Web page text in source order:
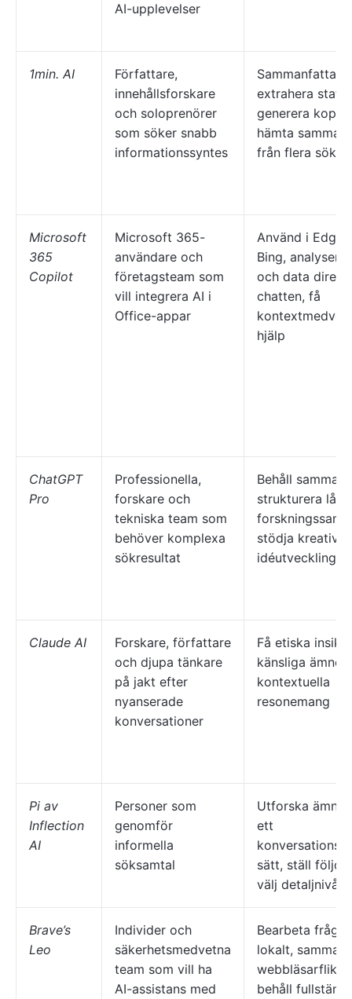
AI-upplevelser
1min. AI
Författare,
innehållsforskare
och soloprenörer
som söker snabb
informationssyntes
Sammanfatta
extrahera
generera
hämta
från flera
Microsoft
365
Copilot
Microsoft 365-
användare och
företagsteam som
vill integrera AI i
Office-appar
Använd i Edge
Bing, analysera
och data direkt
chatten, få
hjälp
ChatGPT
Pro
Professionella,
forskare och
tekniska team som
behöver komplexa
sökresultat
Behåll
strukturera
stödja kreativ
idéutveckling
Claude AI
Forskare, författare
och djupa tänkare
på jakt efter
nyanserade
konversationer
Få etiska
känsliga
kontextuella
resonemang
Pi av
Inflection
AI
Personer som
genomför
informella
söksamtal
Utforska
ett
sätt, ställ
välj detaljnivå
Brave’s
Leo
Individer och
säkerhetsmedvetna
team som vill ha
AI-assistans med
Bearbeta frågor
lokalt,
webbläsarflikar,
behåll